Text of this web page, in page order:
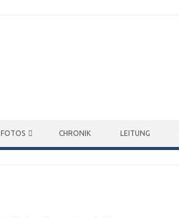
FOTOS CHRONIK LEITUNG